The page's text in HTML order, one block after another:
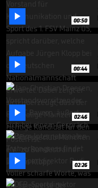
seconds
 00:50
 00:44
 02:46
 02:26